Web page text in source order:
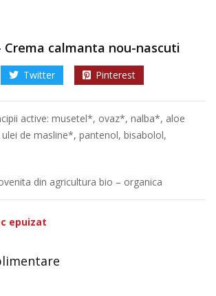
Crema calmanta nou-nascuti
Twitter Pinterest
active: musetel*, ovaz*, nalba*, aloe
de masline*, pantenol, bisabolol,
din agricultura bio – organica
epuizat